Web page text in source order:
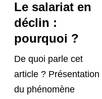
Le salariat en
déclin :
pourquoi ?
De quoi parle cet
article ? Présentation
du phénomène